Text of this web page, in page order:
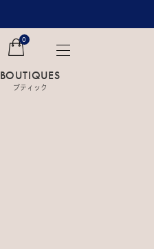
0
BOUTIQUES
ブティック